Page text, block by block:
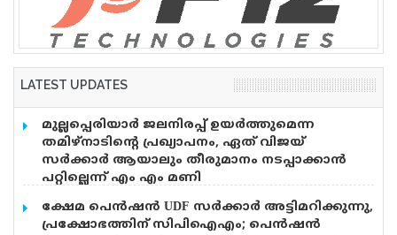
LATEST UPDATES
മുല്ലപ്പെരിയാർ ജലനിരപ്പ് ഉയർത്തുമെന്ന
തമിഴ്നാടിന്റെ പ്രഖ്യാപനം, ഏത് വിജയ്
സർക്കാർ ആയാലും തീരുമാനം നടപ്പാക്കാൻ
പറ്റില്ലെന്ന് എം എം മണി
മുല്ലപ്പെരിയാറിൽ ജലനിരപ്പ് ഉയർത്തും എന്ന
തമിഴ്നാടിന്റെ പ്രഖ്യാപനത്തിൽ പ്രതികരിച്ച് മുൻമന്ത്രി
ക്ഷേമ പെൻഷൻ UDF സർക്കാർ അട്ടിമറിക്കുന്നു,
പ്രക്ഷോഭത്തിന് സിപിഐഎം; പെൻഷൻ